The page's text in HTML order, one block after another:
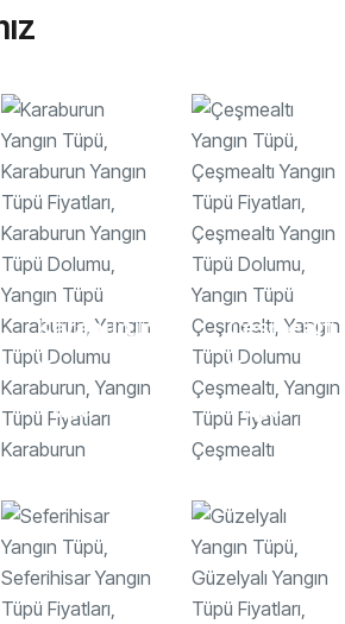
Karaburun
Yangın
Tüpü
Çeşmealtı
Yangın
Tüpü